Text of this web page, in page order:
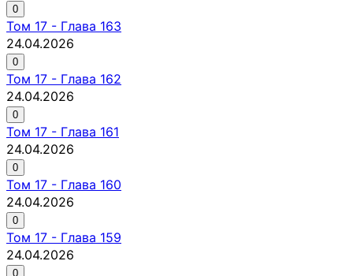
0
Том 17 - Глава 163
24.04.2026
0
Том 17 - Глава 162
24.04.2026
0
Том 17 - Глава 161
24.04.2026
0
Том 17 - Глава 160
24.04.2026
0
Том 17 - Глава 159
24.04.2026
0